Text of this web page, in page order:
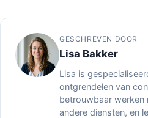
GESCHREVEN DOOR
Lisa Bakker
Lisa is
ontgrendelen van
betrouwbaar werken
andere diensten, en